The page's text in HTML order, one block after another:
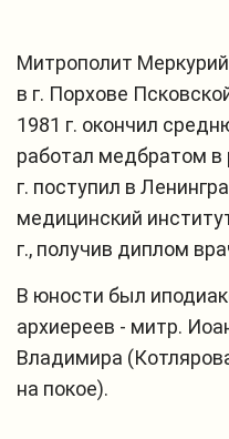
Митрополит
в г. Порхове
1981 г. окончил
работал медбратом в
г. поступил в
медицинский
г., получив диплом
В юности был
архиереев - митр.
Владимира
на покое).